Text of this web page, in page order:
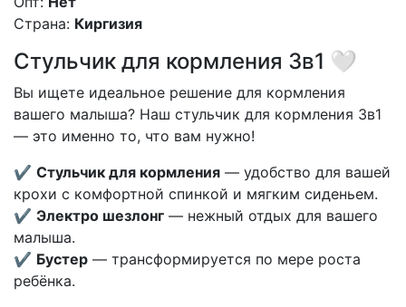
Страна: Киргизия
Стульчик для кормления 3в1 🤍
Вы ищете идеальное решение для кормления
вашего малыша? Наш стульчик для кормления 3в1
— это именно то, что вам нужно!
✔️ Стульчик для кормления — удобство для вашей
крохи с комфортной спинкой и мягким сиденьем.
✔️ Электро шезлонг — нежный отдых для вашего
малыша.
✔️ Бустер — трансформируется по мере роста
ребёнка.